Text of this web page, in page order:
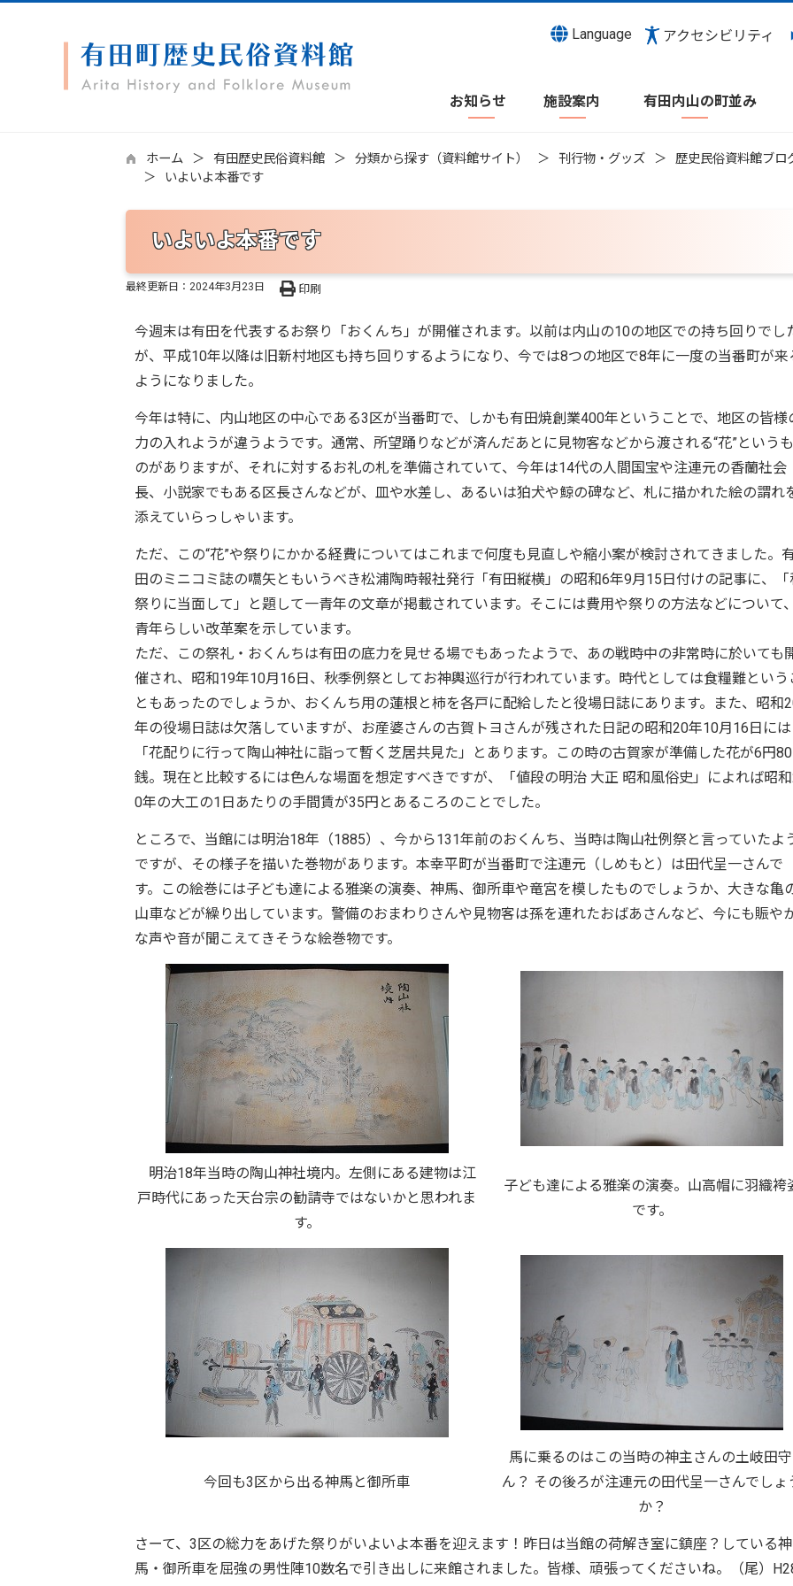
Language アクセシビリティ
お知らせ 施設案内 有田内山の町並み
ホーム 有田歴史民俗資料館 分類から探す（資料館サイト） 刊行物・グッズ 歴史民俗資料館ブロ
いよいよ本番です
いよいよ本番です
最終更新日： 2024年3月23日 印刷
今週末は有田を代表するお祭り「おくんち」が開催されます。以前は内山の10の地区での持ち回りでし
が、平成10年以降は旧新村地区も持ち回りするようになり、今では8つの地区で8年に一度の当番町が来
ようになりました。
今年は特に、内山地区の中心である3区が当番町で、しかも有田焼創業400年ということで、地区の皆様
力の入れようが違うようです。通常、所望踊りなどが済んだあとに見物客などから渡される“花”というも
のがありますが、それに対するお礼の札を準備されていて、今年は14代の人間国宝や注連元の香蘭社会
長、小説家でもある区長さんなどが、皿や水差し、あるいは狛犬や鯨の碑など、札に描かれた絵の謂れ
添えていらっしゃいます。
ただ、この“花”や祭りにかかる経費についてはこれまで何度も見直しや縮小案が検討されてきました。
田のミニコミ誌の嚆矢ともいうべき松浦陶時報社発行「有田縦横」の昭和6年9月15日付けの記事に、「
祭りに当面して」と題して一青年の文章が掲載されています。そこには費用や祭りの方法などについて、
青年らしい改革案を示しています。
ただ、この祭礼・おくんちは有田の底力を見せる場でもあったようで、あの戦時中の非常時に於いても
催され、昭和19年10月16日、秋季例祭としてお神輿巡行が行われています。時代としては食糧難という
ともあったのでしょうか、おくんち用の蓮根と柿を各戸に配給したと役場日誌にあります。また、昭和
年の役場日誌は欠落していますが、お産婆さんの古賀トヨさんが残された日記の昭和20年10月16日には
「花配りに行って陶山神社に詣って暫く芝居共見た」とあります。この時の古賀家が準備した花が6円80
銭。現在と比較するには色んな場面を想定すべきですが、「値段の明治 大正 昭和風俗史」によれば昭
0年の大工の1日あたりの手間賃が35円とあるころのことでした。
ところで、当館には明治18年（1885）、今から131年前のおくんち、当時は陶山社例祭と言っていたよ
ですが、その様子を描いた巻物があります。本幸平町が当番町で注連元（しめもと）は田代呈一さんで
す。この絵巻には子ども達による雅楽の演奏、神馬、御所車や竜宮を模したものでしょうか、大きな亀
山車などが繰り出しています。警備のおまわりさんや見物客は孫を連れたおばあさんなど、今にも賑や
な声や音が聞こえてきそうな絵巻物です。
明治18年当時の陶山神社境内。左側にある建物は江
戸時代にあった天台宗の勧請寺ではないかと思われま
す。
子ども達による雅楽の演奏。山高帽に羽織袴
です。
今回も3区から出る神馬と御所車
馬に乗るのはこの当時の神主さんの土岐田
ん？ その後ろが注連元の田代呈一さんでしょ
か？
さーて、3区の総力をあげた祭りがいよいよ本番を迎えます！昨日は当館の荷解き室に鎮座？している神
馬・御所車を屈強の男性陣10数名で引き出しに来館されました。皆様、頑張ってくださいね。（尾）